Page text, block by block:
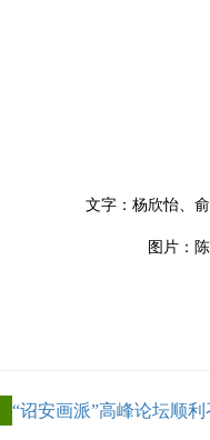
文字：杨欣怡、
图片：
“诏安画派”高峰论坛顺利